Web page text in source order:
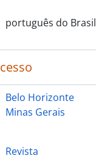
português do Brasil
Belo Horizonte
Minas Gerais
Revista